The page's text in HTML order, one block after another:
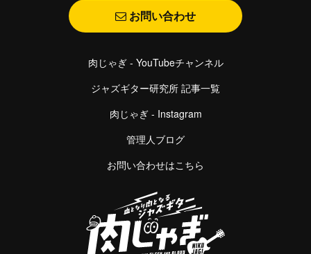
お問い合わせ
肉じゃぎ - YouTubeチャンネル
ジャズギター研究所 記事一覧
肉じゃぎ - Instagram
管理人ブログ
お問い合わせはこちら